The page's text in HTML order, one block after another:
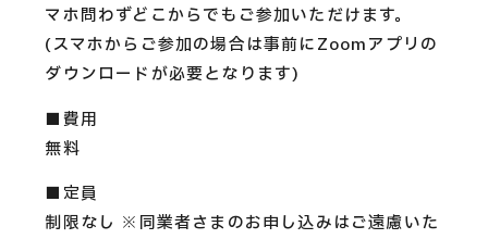
マホ問わずどこからでもご参加いただけます。
(スマホからご参加の場合は事前にZoomアプリの
ダウンロードが必要となります)
■費用
無料
■定員
制限なし ※同業者さまのお申し込みはご遠慮いた